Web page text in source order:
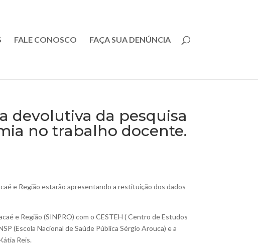
FALE CONOSCO FAÇA SUA DENÚNCIA
devolutiva da pesquisa
no trabalho docente.
e Região estarão apresentando a restituição dos dados
e Região (SINPRO) com o CESTEH ( Centro de Estudos
(Escola Nacional de Saúde Pública Sérgio Arouca) e a
Reis.